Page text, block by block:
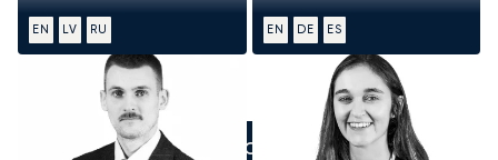
EN LV RU EN DE ES
ZADZWOŃCIE DO NAS